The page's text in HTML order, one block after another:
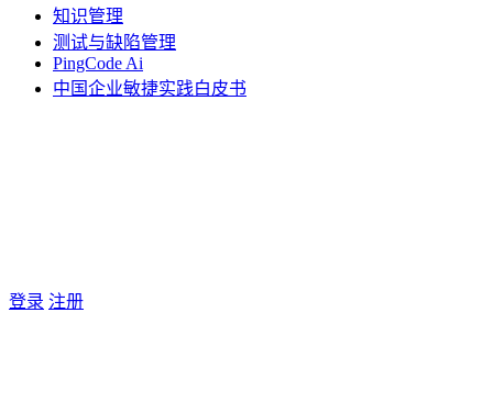
知识管理
测试与缺陷管理
PingCode Ai
中国企业敏捷实践白皮书
登录 注册